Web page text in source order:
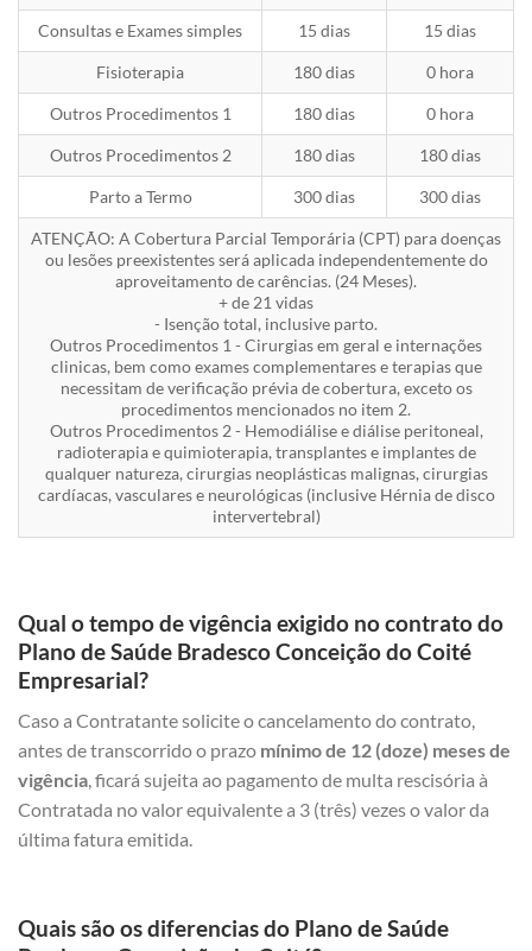
Consultas e Exames simples 15 dias 15 dias
Fisioterapia 180 dias 0 hora
Outros Procedimentos 1 180 dias 0 hora
Outros Procedimentos 2 180 dias 180 dias
Parto a Termo 300 dias 300 dias
ATENÇÃO: A Cobertura Parcial Temporária (CPT) para doenças
ou lesões preexistentes será aplicada independentemente do
aproveitamento de carências. (24 Meses).
+ de 21 vidas
- Isenção total, inclusive parto.
Outros Procedimentos 1 - Cirurgias em geral e internações
clinicas, bem como exames complementares e terapias que
necessitam de verificação prévia de cobertura, exceto os
procedimentos mencionados no item 2.
Outros Procedimentos 2 - Hemodiálise e diálise peritoneal,
radioterapia e quimioterapia, transplantes e implantes de
qualquer natureza, cirurgias neoplásticas malignas, cirurgias
cardíacas, vasculares e neurológicas (inclusive Hérnia de disco
intervertebral)
Qual o tempo de vigência exigido no contrato do
Plano de Saúde Bradesco Conceição do Coité
Empresarial?
Caso a Contratante solicite o cancelamento do contrato,
antes de transcorrido o prazo mínimo de 12 (doze) meses de
vigência, ficará sujeita ao pagamento de multa rescisória à
Contratada no valor equivalente a 3 (três) vezes o valor da
última fatura emitida.
Quais são os diferencias do Plano de Saúde